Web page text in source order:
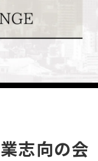
志向の会